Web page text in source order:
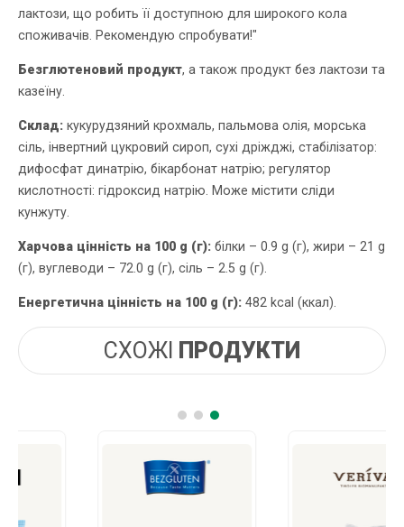
лактози, що робить її доступною для широкого кола
споживачів. Рекомендую спробувати!"
Безглютеновий продукт, а також продукт без лактози та
казеїну.
Склад: кукурудзяний крохмаль, пальмова олія, морська
сіль, інвертний цукровий сироп, сухі дріжджі, стабілізатор:
дифосфат динатрію, бікарбонат натрію; регулятор
кислотності: гідроксид натрію. Може містити сліди
кунжуту.
Харчова цінність на 100 g (г): білки – 0.9 g (г), жири – 21 g
(г), вуглеводи – 72.0 g (г), сіль – 2.5 g (г).
Енергетична цінність на 100 g (г): 482 kcal (ккал).
СХОЖІ ПРОДУКТИ